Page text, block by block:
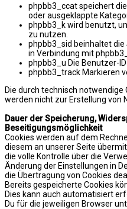
phpbb3_ccat speichert
oder ausgeklappte
phpbb3_k wird benutzt,
zu nutzen.
phpbb3_sid beinhaltet die
in Verbindung mit
phpbb3_u Die Benutzer-
phpbb3_track Markieren
Die durch technisch
werden nicht zur Erstellung von
Dauer der Speicherung,
Beseitigungsmöglichkeit
Cookies werden auf dem
diesem an unserer Seite
die volle Kontrolle über die
Änderung der Einstellungen in
die Übertragung von Cookies
Bereits gespeicherte Cookies
Dies kann auch automatisiert
Du für die jeweiligen Browser